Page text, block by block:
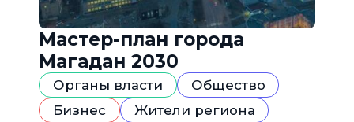
Мастер-план города
Магадан 2030
Органы власти
Общество
Бизнес
Жители региона